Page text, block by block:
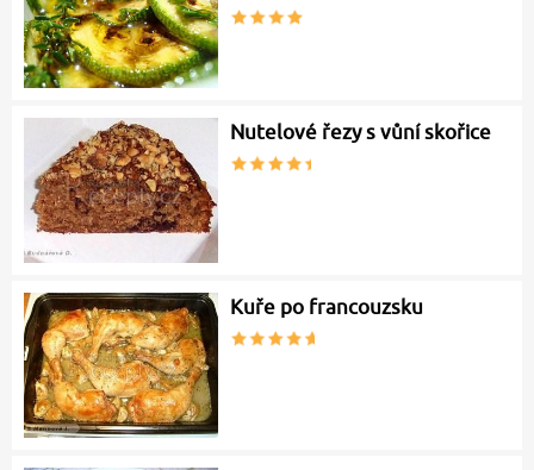
Nutelové řezy s vůní skořice
Kuře po francouzsku